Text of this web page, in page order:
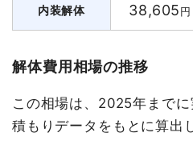
内装解体 38,605円
解体費用相場の推移
この相場は、2025年まで
積もりデータをもとに算出